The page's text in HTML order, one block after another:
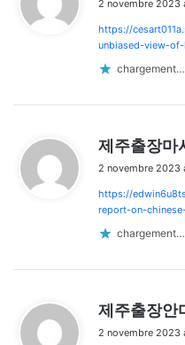
2 novembre 2023
https://
unbiased-view-
chargement…
제주출장마
2 novembre 2023
https://
report-on-
chargement…
제주출장안
2 novembre 2023